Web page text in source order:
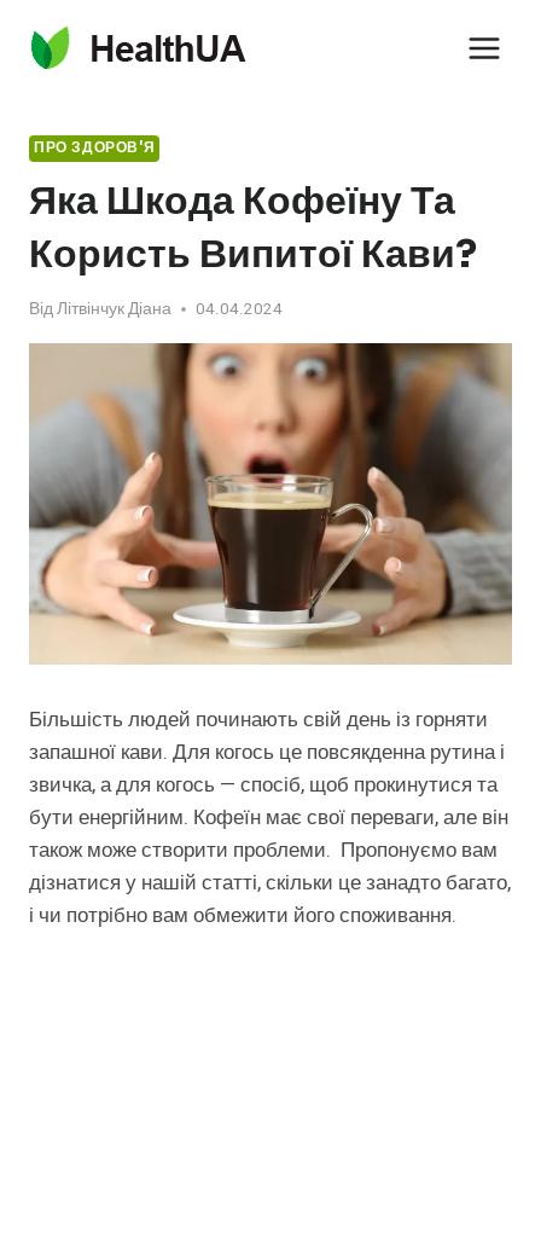
вмісту
ПРО ЗДОРОВ'Я
Яка Шкода Кофеїну Та
Користь Випитої Кави?
ВідЛітвінчук Діана 04.04.2024
Більшість людей починають свій день із горняти
запашної кави. Для когось це повсякденна рутина і
звичка, а для когось — спосіб, щоб прокинутися та
бути енергійним. Кофеїн має свої переваги, але він
також може створити проблеми. Пропонуємо вам
дізнатися у нашій статті, скільки це занадто багато,
і чи потрібно вам обмежити його споживання.